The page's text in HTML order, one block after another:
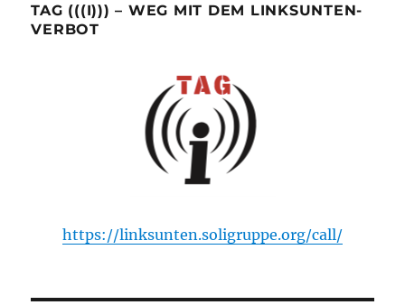
TAG (((I))) – WEG MIT DEM LINKSUNTEN-
VERBOT
https://linksunten.soligruppe.org/call/